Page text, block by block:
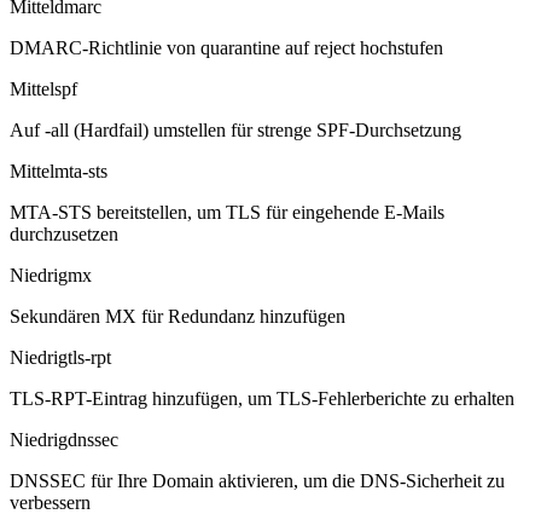
Mitteldmarc
DMARC-Richtlinie von quarantine auf reject hochstufen
Mittelspf
Auf -all (Hardfail) umstellen für strenge SPF-Durchsetzung
Mittelmta-sts
MTA-STS bereitstellen, um TLS für eingehende E-Mails
durchzusetzen
Niedrigmx
Sekundären MX für Redundanz hinzufügen
Niedrigtls-rpt
TLS-RPT-Eintrag hinzufügen, um TLS-Fehlerberichte zu erhalten
Niedrigdnssec
DNSSEC für Ihre Domain aktivieren, um die DNS-Sicherheit zu
verbessern